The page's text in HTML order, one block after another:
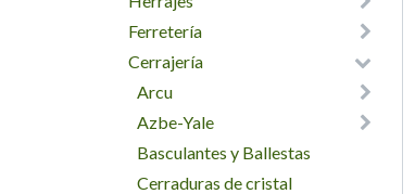
Ferretería
Cerrajería
Arcu
Azbe-Yale
Basculantes y Ballestas
Cerraduras de cristal